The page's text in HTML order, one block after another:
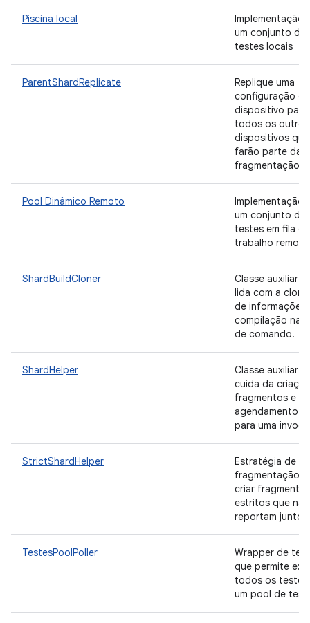
Piscina local
Implementação
um conjunto de
testes locais
ParentShardReplicate
Replique uma
configuração
dispositivo para
todos os outros
dispositivos que
farão parte da
fragmentação.
Pool Dinâmico Remoto
Implementação
um conjunto de
testes em fila de
trabalho remoto
ShardBuildCloner
Classe auxiliar
lida com a
de informações
compilação na
de comando.
ShardHelper
Classe auxiliar
cuida da
fragmentos e
agendamento
para uma
StrictShardHelper
Estratégia de
fragmentação
criar fragmentos
estritos que não
reportam juntos,
TestesPoolPoller
Wrapper de
que permite
todos os testes
um pool de